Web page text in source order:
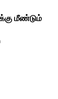
மீண்டும்